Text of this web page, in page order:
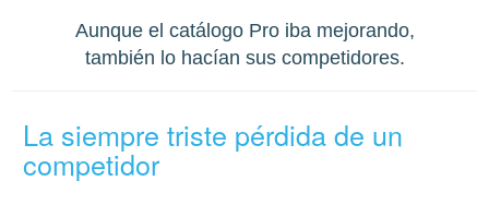
Aunque el catálogo Pro iba mejorando,
también lo hacían sus competidores.
La siempre triste pérdida de un
competidor